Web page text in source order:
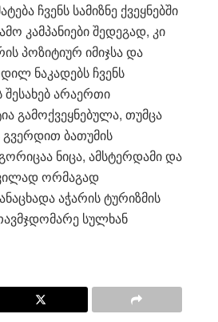
ჩვენს სამიზნე ქვეყნებში
კამპანიები შედეგად, კი
პოზიტიურ იმიჯსა და
ნაკადებს ჩვენს
შესახებ არაერთი
გამოქვეყნებულა, თუმცა
გვერდით ბათუმის
ნიცა, ამსტერდამი და
ორმაგად
აჭარის ტურიზმის
სულხან